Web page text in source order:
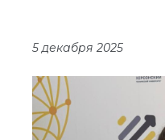
5 декабря 2025